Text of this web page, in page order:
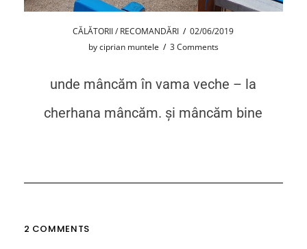
CĂLĂTORII / RECOMANDĂRI / 02/06/2019
byciprian muntele / 3 Comments
unde mâncăm în vama veche – la
cherhana mâncăm. și mâncăm bine
2 COMMENTS